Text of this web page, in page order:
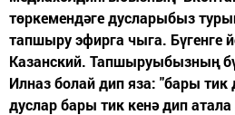
төркемендәге дусларыбыз
тапшыру эфирга чыга. Бүгенге
Казанский. Тапшыруыбызның
Илназ болай дип яза: "бары тик
дуслар бары тик кенә дип